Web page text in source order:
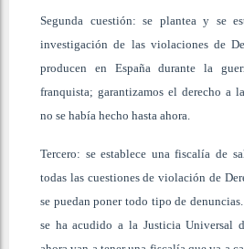
Segunda cuestión: se plantea y se
investigación de las violaciones de
producen en España durante la
franquista; garantizamos el derecho a
no se había hecho hasta ahora.
Tercero: se establece una fiscalía de
todas las cuestiones de violación de
se puedan poner todo tipo de
se ha acudido a la Justicia Universal